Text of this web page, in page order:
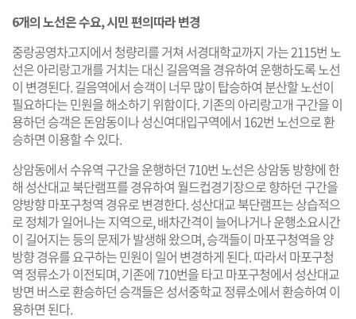
6개의 노선은 수요, 시민 편의따라 변경
중랑공영차고지에서 청량리를 거쳐 서경대학교까지 가는 2115번 노
선은 아리랑고개를 거치는 대신 길음역을 경유하여 운행하도록 노선
이 변경된다. 길음역에서 승객이 너무 많이 탑승하여 분산할 노선이
필요하다는 민원을 해소하기 위함이다. 기존의 아리랑고개 구간을 이
용하던 승객은 돈암동이나 성신여대입구역에서 162번 노선으로 환
승하면 이용할 수 있다.
상암동에서 수유역 구간을 운행하던 710번 노선은 상암동 방향에 한
해 성산대교 북단램프를 경유하여 월드컵경기장으로 향하던 구간을
양방향 마포구청역 경유로 변경한다. 성산대교 북단램프는 상습적으
로 정체가 일어나는 지역으로, 배차간격이 늘어나거나 운행소요시간
이 길어지는 등의 문제가 발생해 왔으며, 승객들이 마포구청역을 양
방향 경유를 요구하는 민원이 일어 변경하게 된다. 따라서 마포구청
역 정류소가 이전되며, 기존에 710번을 타고 마포구청에서 성산대교
방면 버스로 환승하던 승객들은 성서중학교 정류소에서 환승하여 이
용하면 된다.